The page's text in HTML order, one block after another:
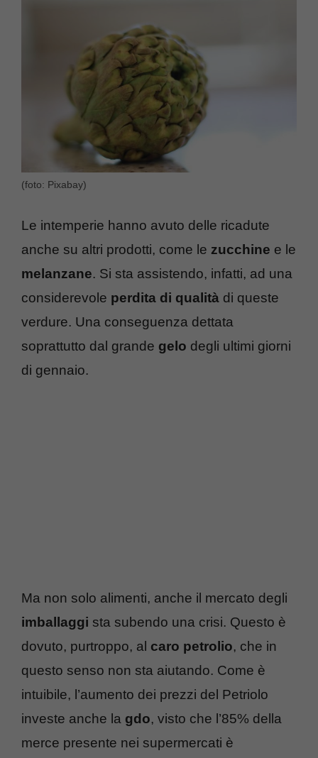
(foto: Pixabay)
Le intemperie hanno avuto delle ricadute
anche su altri prodotti, come le zucchine e le
melanzane. Si sta assistendo, infatti, ad una
considerevole perdita di qualità di queste
verdure. Una conseguenza dettata
soprattutto dal grande gelo degli ultimi giorni
di gennaio.
Ma non solo alimenti, anche il mercato degli
imballaggi sta subendo una crisi. Questo è
dovuto, purtroppo, al caro petrolio, che in
questo senso non sta aiutando. Come è
intuibile, l’aumento dei prezzi del Petriolo
investe anche la gdo, visto che l’85% della
merce presente nei supermercati è